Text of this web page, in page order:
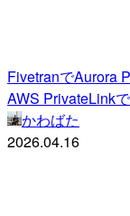
FivetranでAurora
AWS PrivateLink
かわばた
2026.04.16